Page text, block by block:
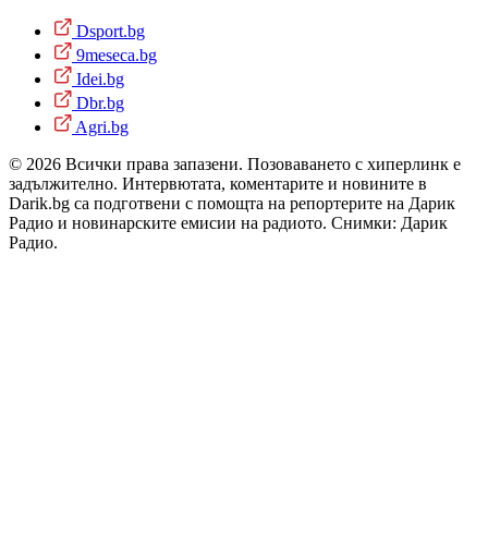
Dsport.bg
9meseca.bg
Idei.bg
Dbr.bg
Agri.bg
© 2026 Всички права запазени. Позоваването с хиперлинк е
задължително. Интервютата, коментарите и новините в
Darik.bg са подготвени с помощта на репортерите на Дарик
Радио и новинарските емисии на радиото. Снимки: Дарик
Радио.